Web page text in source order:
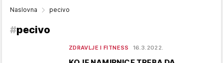
Naslovna pecivo
#pecivo
ZDRAVLJE I FITNESS 16.3.2022.